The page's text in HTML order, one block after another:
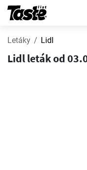
Letáky Lidl
Lidl leták od